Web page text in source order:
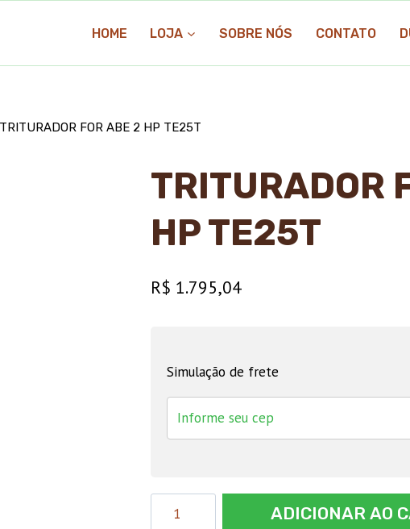
HOME LOJA SOBRE NÓS CONTATO
TRITURADOR FOR ABE 2 HP TE25T
TRITURADOR
HP TE25T
R$ 1.795,04
Simulação de frete
ADICIONAR AO